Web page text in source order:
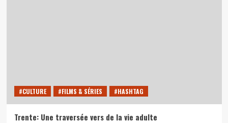
#CULTURE #FILMS & SÉRIES #HASHTAG
Trente: Une traversée vers de la vie adulte